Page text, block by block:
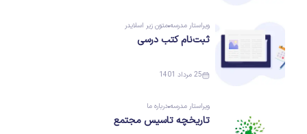
ویراستار مدرسه متون زیر اسلایدر
ثبت‌نام کتب درسی
25 مرداد 1401
ویراستار مدرسه درباره ما
تاریخچه تاسیس مجتمع